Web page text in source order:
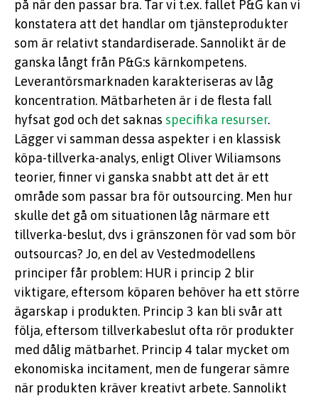
på när den passar bra. Tar vi t.ex. fallet P&G kan vi
konstatera att det handlar om tjänsteprodukter
som är relativt standardiserade. Sannolikt är de
ganska långt från P&G:s kärnkompetens.
Leverantörsmarknaden karakteriseras av låg
koncentration. Mätbarheten är i de flesta fall
hyfsat god och det saknas specifika resurser.
Lägger vi samman dessa aspekter i en klassisk
köpa-tillverka-analys, enligt Oliver Wiliamsons
teorier, finner vi ganska snabbt att det är ett
område som passar bra för outsourcing. Men hur
skulle det gå om situationen låg närmare ett
tillverka-beslut, dvs i gränszonen för vad som bör
outsourcas? Jo, en del av Vestedmodellens
principer får problem: HUR i princip 2 blir
viktigare, eftersom köparen behöver ha ett större
ägarskap i produkten. Princip 3 kan bli svår att
följa, eftersom tillverkabeslut ofta rör produkter
med dålig mätbarhet. Princip 4 talar mycket om
ekonomiska incitament, men de fungerar sämre
när produkten kräver kreativt arbete. Sannolikt